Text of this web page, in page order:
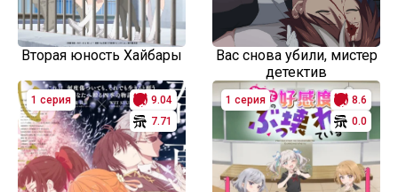
Вторая юность Хайбары
Вас снова убили, мистер
детектив
1 серия
9.04
7.71
1 серия
8.6
0.0